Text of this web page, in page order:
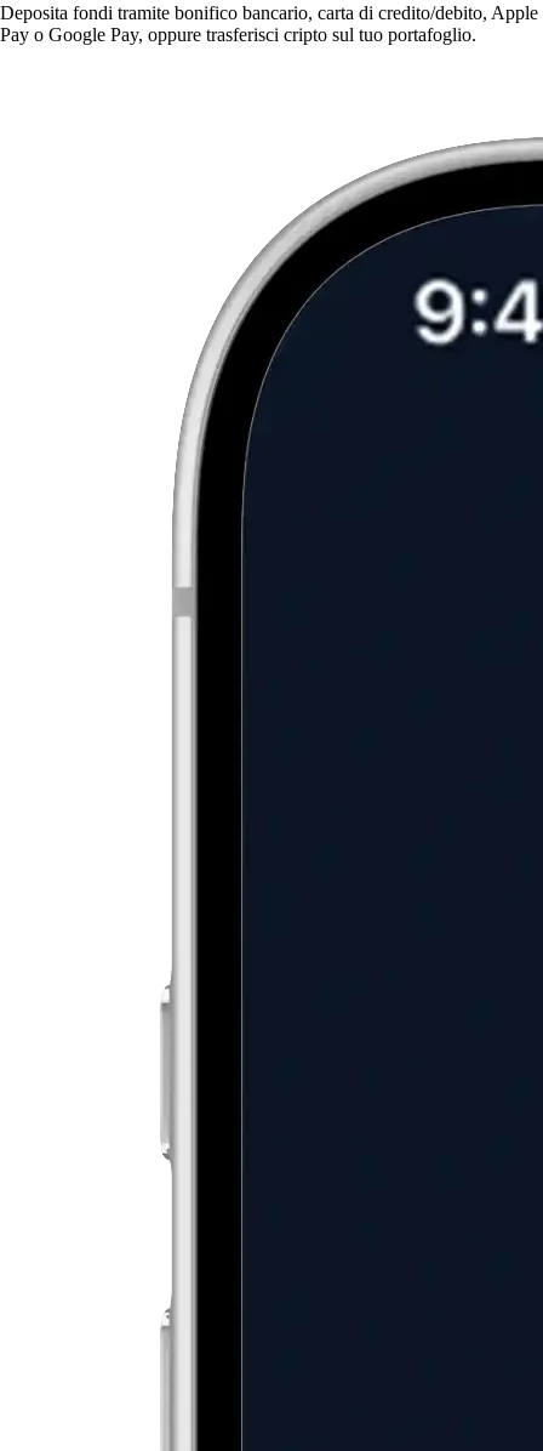
Deposita fondi tramite bonifico bancario, carta di credito/debito, Apple
Pay o Google Pay, oppure trasferisci cripto sul tuo portafoglio.